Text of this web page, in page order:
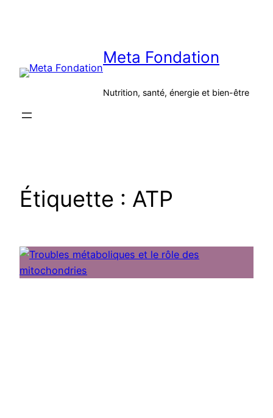
Meta Fondation
Nutrition, santé, énergie et bien-être
Étiquette : ATP